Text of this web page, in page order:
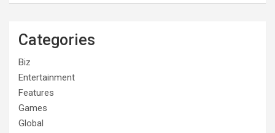
Categories
Biz
Entertainment
Features
Games
Global